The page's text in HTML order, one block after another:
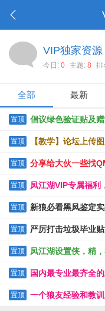
VIP独家资源
今日: 0 主题: 8 排
全部 最新
置顶 倡议绿色验证贴及
置顶 【教学】论坛上传
上传的解决办法
置顶 分享给大伙一些找
置顶 凤江湖VIP专属福利
置顶 新狼必看黑凤鉴定
置顶 严厉打击垃圾毕业
置顶 凤江湖设置侠，精
置顶 国内最专业最齐全
置顶 一个狼友经验和教